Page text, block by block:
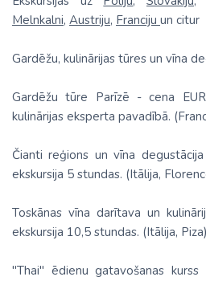
Melnkalni, Austriju, Franciju un citur
Gardēžu, kulinārijas tūres un vīna
Gardēžu tūre Parīzē - cena
kulinārijas eksperta pavadībā.
Čianti reģions un vīna
ekskursija 5 stundas. (Itālija,
Toskānas vīna darītava un
ekskursija 10,5 stundas. (Itālija,
"Thai" ēdienu gatavošanas kurss